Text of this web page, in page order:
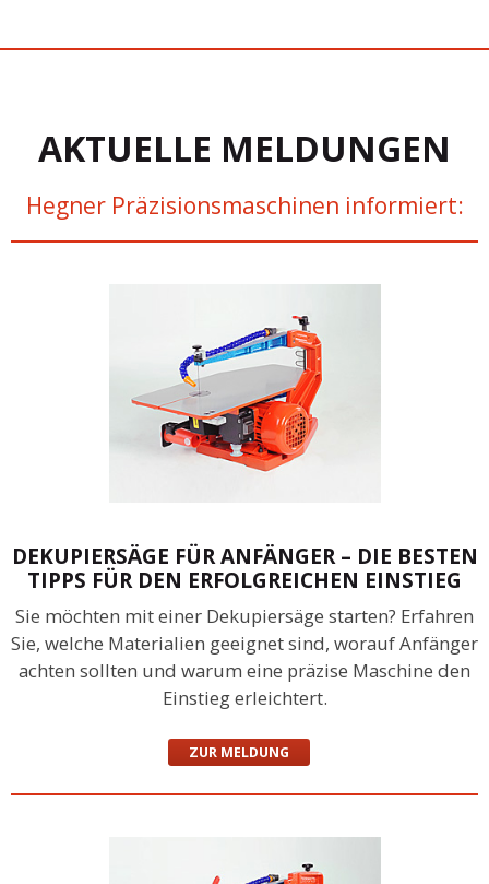
AKTUELLE MELDUNGEN
Hegner Präzisionsmaschinen informiert:
DEKUPIERSÄGE FÜR ANFÄNGER – DIE BESTEN
TIPPS FÜR DEN ERFOLGREICHEN EINSTIEG
Sie möchten mit einer Dekupiersäge starten? Erfahren
Sie, welche Materialien geeignet sind, worauf Anfänger
achten sollten und warum eine präzise Maschine den
Einstieg erleichtert.
ZUR MELDUNG